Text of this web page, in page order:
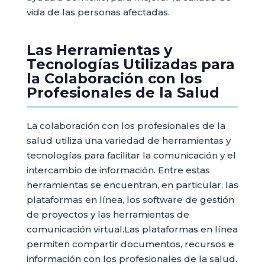
vida de las personas afectadas.
Las Herramientas y
Tecnologías Utilizadas para
la Colaboración con los
Profesionales de la Salud
La colaboración con los profesionales de la
salud utiliza una variedad de herramientas y
tecnologías para facilitar la comunicación y el
intercambio de información. Entre estas
herramientas se encuentran, en particular, las
plataformas en línea, los software de gestión
de proyectos y las herramientas de
comunicación virtual.Las plataformas en línea
permiten compartir documentos, recursos e
información con los profesionales de la salud.